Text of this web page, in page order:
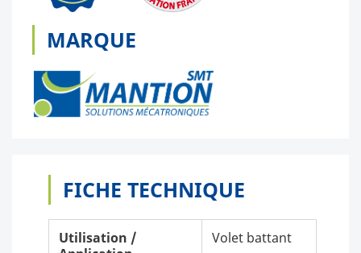
MARQUE
FICHE TECHNIQUE
Utilisation /
Volet battant